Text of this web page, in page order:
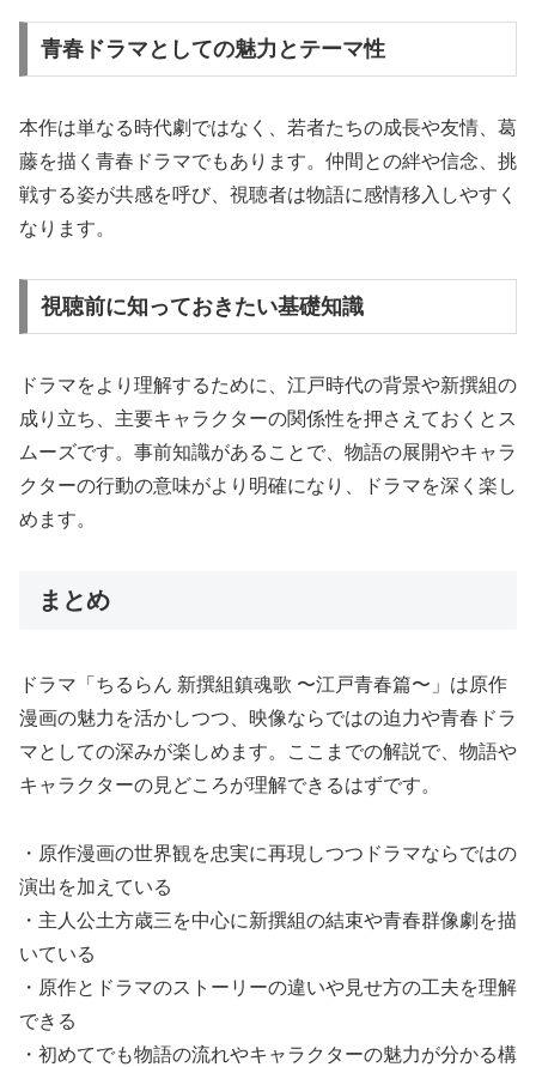
青春ドラマとしての魅力とテーマ性
本作は単なる時代劇ではなく、若者たちの成長や友情、葛
藤を描く青春ドラマでもあります。仲間との絆や信念、挑
戦する姿が共感を呼び、視聴者は物語に感情移入しやすく
なります。
視聴前に知っておきたい基礎知識
ドラマをより理解するために、江戸時代の背景や新撰組の
成り立ち、主要キャラクターの関係性を押さえておくとス
ムーズです。事前知識があることで、物語の展開やキャラ
クターの行動の意味がより明確になり、ドラマを深く楽し
めます。
まとめ
ドラマ「ちるらん 新撰組鎮魂歌 〜江戸青春篇〜」は原作
漫画の魅力を活かしつつ、映像ならではの迫力や青春ドラ
マとしての深みが楽しめます。ここまでの解説で、物語や
キャラクターの見どころが理解できるはずです。
・原作漫画の世界観を忠実に再現しつつドラマならではの
演出を加えている
・主人公土方歳三を中心に新撰組の結束や青春群像劇を描
いている
・原作とドラマのストーリーの違いや見せ方の工夫を理解
できる
・初めてでも物語の流れやキャラクターの魅力が分かる構